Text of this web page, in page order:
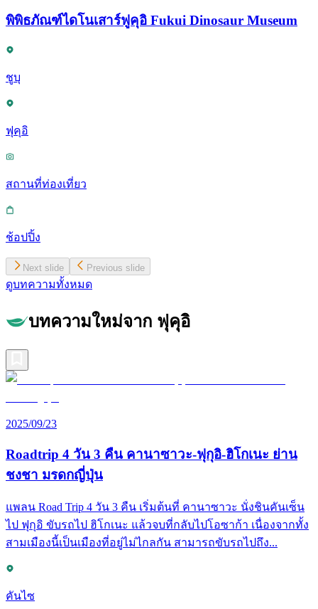
พิพิธภัณฑ์ไดโนเสาร์ฟูคุอิ Fukui Dinosaur Museum
ชูบุ
ฟุคุอิ
สถานที่ท่องเที่ยว
ช้อปปิ้ง
Next slide Previous slide
ดูบทความทั้งหมด
บทความใหม่จาก ฟุคุอิ
2025/09/23
Roadtrip 4 วัน 3 คืน คานาซาวะ-ฟุกุอิ-ฮิโกเนะ ย่าน
ชงชา มรดกญี่ปุ่น
แพลน Road Trip 4 วัน 3 คืน เริ่มต้นที่ คานาซาวะ นั่งชินคันเซ็น
ไป ฟุกุอิ ขับรถไป ฮิโกเนะ แล้วจบที่กลับไปโอซาก้า เนื่องจากทั้ง
สามเมืองนี้เป็นเมืองที่อยู่ไม่ไกลกัน สามารถขับรถไปถึง...
คันไซ